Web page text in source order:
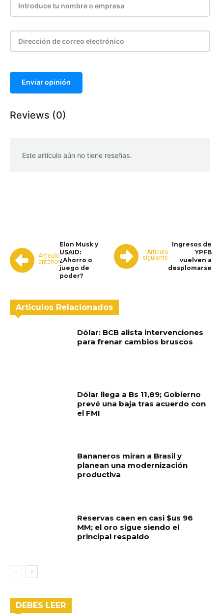
Enviar opinión
Reviews (0)
Este artículo aún no tiene reseñas.
Artículo
anterior
Elon Musk y
USAID:
¿Ahorro o
juego de
poder?
Artículo
siguiente
Ingresos de
YPFB
vuelven a
desplomarse
Articulos Relacionados
Dólar: BCB alista intervenciones
para frenar cambios bruscos
Dólar llega a Bs 11,89; Gobierno
prevé una baja tras acuerdo con
el FMI
Bananeros miran a Brasil y
planean una modernización
productiva
Reservas caen en casi $us 96
MM; el oro sigue siendo el
principal respaldo
DEBES LEER